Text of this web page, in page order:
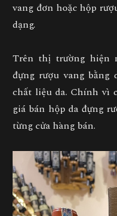
vang đơn hoặchộp
dạng.
Trên thị trường hiện
đựng rượu vang bằng
chất liệu da. Chính vì
giá bán hộp da đựng
từng cửa hàng bán.